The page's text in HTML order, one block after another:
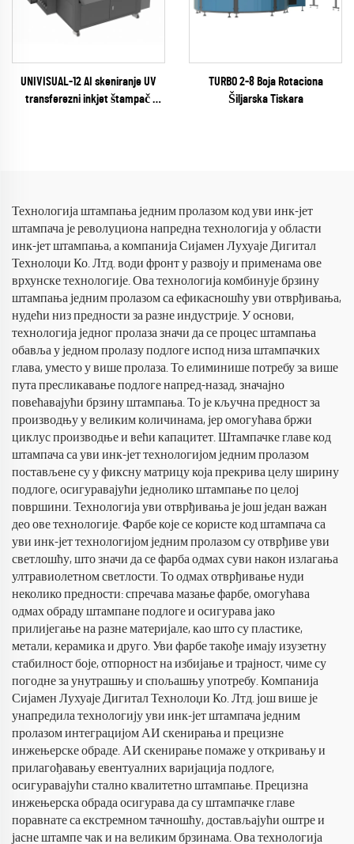
UNIVISUAL-12 AI skeniranje UV
transferezni inkjet štampač
TURBO 2-8 Boja Rotaciona
Šiljarska Tiskara
Технологија штампања једним пролазом код уви инк-јет
штампача је револуциона напредна технологија у области
инк-јет штампања, а компанија Сијамен Лухуаје Дигитал
Технолоџи Ко. Лтд. води фронт у развоју и применама ове
врхунске технологије. Ова технологија комбинује брзину
штампања једним пролазом са ефикасношћу уви отврђивања,
нудећи низ предности за разне индустрије. У основи,
технологија једног пролаза значи да се процес штампања
обавља у једном пролазу подлоге испод низа штампачких
глава, уместо у више пролаза. То елиминише потребу за више
пута пресликавање подлоге напред-назад, значајно
повећавајући брзину штампања. То је кључна предност за
производњу у великим количинама, јер омогућава бржи
циклус производње и већи капацитет. Штампачке главе код
штампача са уви инк-јет технологијом једним пролазом
постављене су у фиксну матрицу која прекрива целу ширину
подлоге, осигуравајући једнолико штампање по целој
површини. Технологија уви отврђивања је још један важан
део ове технологије. Фарбе које се користе код штампача са
уви инк-јет технологијом једним пролазом су отврђиве уви
светлошћу, што значи да се фарба одмах суви након излагања
ултравиолетном светлости. То одмах отврђивање нуди
неколико предности: спречава мазање фарбе, омогућава
одмах обраду штампане подлоге и осигурава јако
прилијегање на разне материјале, као што су пластике,
метали, керамика и друго. Уви фарбе такође имају изузетну
стабилност боје, отпорност на избијање и трајност, чиме су
погодне за унутрашњу и спољашњу употребу. Компанија
Сијамен Лухуаје Дигитал Технолоџи Ко. Лтд. још више је
унапредила технологију уви инк-јет штампача једним
пролазом интеграцијом АИ скенирања и прецизне
инжењерске обраде. АИ скенирање помаже у откривању и
прилагођавању евентуалних варијација подлоге,
осигуравајући стално квалитетно штампање. Прецизна
инжењерска обрада осигурава да су штампачке главе
поравнате са екстремном тачношћу, достављајући оштре и
јасне штампе чак и на великим брзинама. Ова технологија